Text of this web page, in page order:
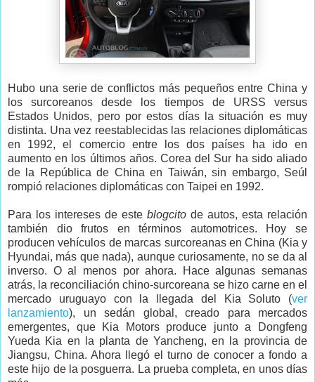
Hubo una serie de conflictos más pequeños entre China y
los surcoreanos desde los tiempos de URSS versus
Estados Unidos, pero por estos días la situación es muy
distinta. Una vez reestablecidas las relaciones diplomáticas
en 1992, el comercio entre los dos países ha ido en
aumento en los últimos años. Corea del Sur ha sido aliado
de la República de China en Taiwán, sin embargo, Seúl
rompió relaciones diplomáticas con Taipei en 1992.
Para los intereses de este blogcito de autos, esta relación
también dio frutos en términos automotrices. Hoy se
producen vehículos de marcas surcoreanas en China (Kia y
Hyundai, más que nada), aunque curiosamente, no se da al
inverso. O al menos por ahora. Hace algunas semanas
atrás, la reconciliación chino-surcoreana se hizo carne en el
mercado uruguayo con la llegada del Kia Soluto (ver
lanzamiento), un sedán global, creado para mercados
emergentes, que Kia Motors produce junto a Dongfeng
Yueda Kia en la planta de Yancheng, en la provincia de
Jiangsu, China. Ahora llegó el turno de conocer a fondo a
este hijo de la posguerra. La prueba completa, en unos días